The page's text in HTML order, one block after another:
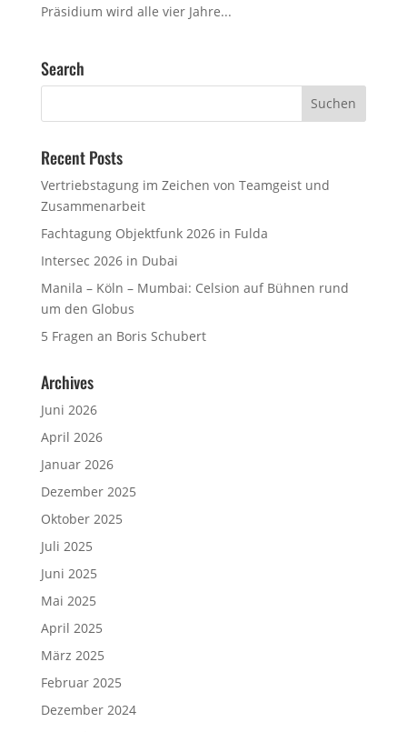
Präsidium wird alle vier Jahre...
Search
Recent Posts
Vertriebstagung im Zeichen von Teamgeist und
Zusammenarbeit
Fachtagung Objektfunk 2026 in Fulda
Intersec 2026 in Dubai
Manila – Köln – Mumbai: Celsion auf Bühnen rund
um den Globus
5 Fragen an Boris Schubert
Archives
Juni 2026
April 2026
Januar 2026
Dezember 2025
Oktober 2025
Juli 2025
Juni 2025
Mai 2025
April 2025
März 2025
Februar 2025
Dezember 2024